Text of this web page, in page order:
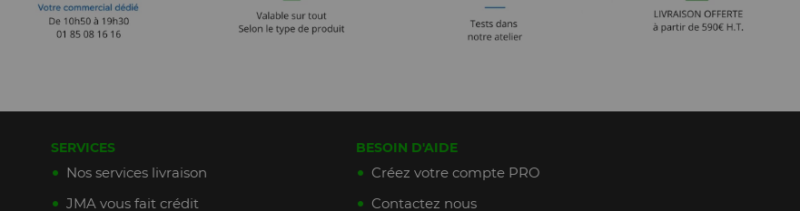
SERVICES
Nos services livraison
JMA vous fait crédit
BESOIN D'AIDE
Créez votre compte PRO
Contactez nous